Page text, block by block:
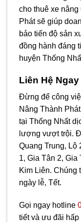
cho thuê xe
Phát sẽ giúp
bảo tiến độ sản
đồng hành đáng
huyện Thống
Liên Hệ
Đừng để công
Nâng Thành
tại Thống Nhất
lượng vượt trội.
Quang Trung, Lộ
1, Gia Tân 2, Gia
Kim Liên. Chúng
ngày lễ, Tết.
Gọi ngay hotline
tiết và ưu đãi hấp